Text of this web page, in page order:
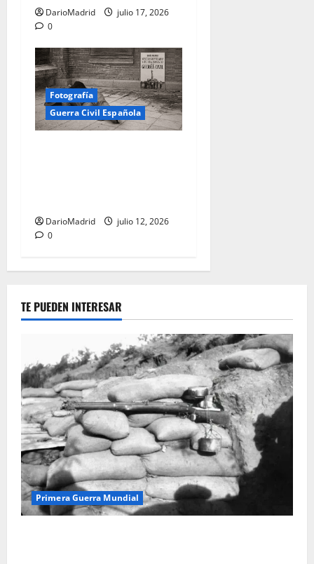
DarioMadrid
julio 17, 2026
0
Fotografía
Guerra Civil Española
DarioMadrid
julio 12, 2026
0
TE PUEDEN INTERESAR
Primera Guerra Mundial